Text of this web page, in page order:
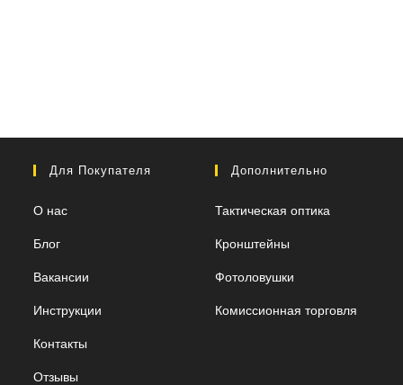
Для Покупателя
О нас
Блог
Вакансии
Инструкции
Контакты
Отзывы
Дополнительно
Тактическая оптика
Кронштейны
Фотоловушки
Комиссионная торговля